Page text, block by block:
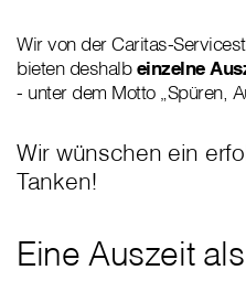
Wir von der Caritas-
bieten deshalbeinzelne
- unter dem Motto „Spüren,
Wir wünschen ein
Tanken!
Eine Auszeit